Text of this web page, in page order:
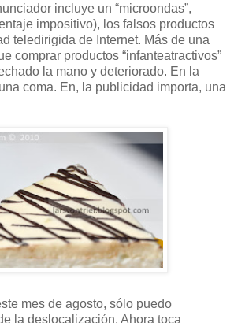
incluye un “microondas”,
impositivo), los falsos productos
teledirigida de Internet. Más de una
comprar productos “infanteatractivos”
la mano y deteriorado. En la
coma. En, la publicidad importa, una
mes de agosto, sólo puedo
la deslocalización. Ahora toca